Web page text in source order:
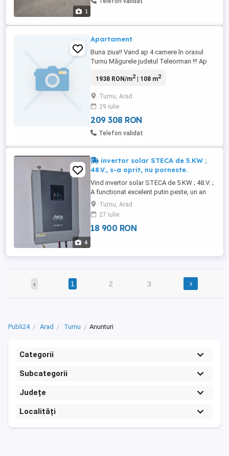
1
Apartament
Buna ziua!! Vand ap 4 camere ln orasul
Turnu Măgurele judetul Teleorman !!! Ap
interioara!! Jos sufragerie baie bucatarie
3 dormitoare cu balcon si baie!!
Apartamentul este la etajul 4 !! Nr telefon !!!
Pret 40000 ...
1938 RON/m2| 108 m2
Turnu, Arad
29 iulie
209 308 RON
Telefon validat
4
invertor solar STECA de 5.KW ;
48.V., s-a oprit, nu porneste.
Vind invertor solar STECA de 5.KW ; 48.V. ;
A functionat excelent putin peste, un an
jumate. Nu porneste, nici un semn. Fiind
ferma izolata, dependenta de curent, in
urmatoarea zi, am fost nevoiti, am luat
altul. Il oferim spre vinzare la jumatate de
Turnu, Arad
27 iulie
18 900 RON
‹ 1 2 3 ›
Publi24 Arad Turnu Anunturi
Categorii
Subcategorii
Județe
Localități